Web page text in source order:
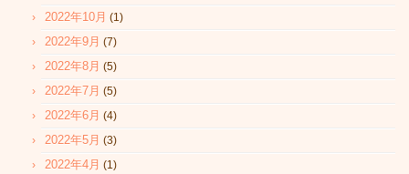
2022年10月 (1)
2022年9月 (7)
2022年8月 (5)
2022年7月 (5)
2022年6月 (4)
2022年5月 (3)
2022年4月 (1)